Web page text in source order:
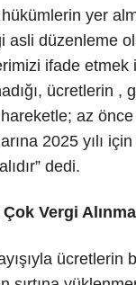
yer
asli düzenleme
ifade etmek
ücretlerin ,
az
2025 yılı
dedi.
Vergi